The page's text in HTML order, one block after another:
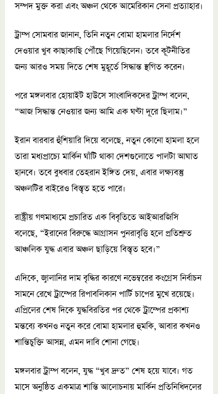
সম্পদ মুক্ত করা এবং অঞ্চল থেকে আমেরিকান সেনা প্রত্যাহার।
ট্রাম্প সোমবার জানান, তিনি নতুন বোমা হামলার নির্দেশ
দেওয়ার খুব কাছাকাছি পৌঁছে গিয়েছিলেন। তবে কূটনীতির
জন্য আরও সময় দিতে শেষ মুহূর্তে সিদ্ধান্ত স্থগিত করেন।
পরে মঙ্গলবার হোয়াইট হাউসে সাংবাদিকদের ট্রাম্প বলেন,
“আজ সিদ্ধান্ত নেওয়ার জন্য আমি এক ঘণ্টা দূরে ছিলাম।”
ইরান বারবার হুঁশিয়ারি দিয়ে বলেছে, নতুন কোনো হামলা হলে
তারা মধ্যপ্রাচ্যে মার্কিন ঘাঁটি থাকা দেশগুলোতে পালটা আঘাত
হানবে। তবে বুধবার তেহরান ইঙ্গিত দেয়, এবার লক্ষ্যবস্তু
অঞ্চলটির বাইরেও বিস্তৃত হতে পারে।
রাষ্ট্রীয় গণমাধ্যমে প্রচারিত এক বিবৃতিতে আইআরজিসি
বলেছে, “ইরানের বিরুদ্ধে আগ্রাসন পুনরাবৃত্তি হলে প্রতিশ্রুত
আঞ্চলিক যুদ্ধ এবার অঞ্চল ছাড়িয়ে বিস্তৃত হবে।”
এদিকে, জ্বালানির দাম বৃদ্ধির কারণে নভেম্বরের কংগ্রেস নির্বাচন
সামনে রেখে ট্রাম্পের রিপাবলিকান পার্টি চাপের মুখে রয়েছে।
এপ্রিলের শেষ দিকে যুদ্ধবিরতির পর থেকে ট্রাম্পের প্রকাশ্য
মন্তব্যে কখনও নতুন করে বোমা হামলার হুমকি, আবার কখনও
শান্তিচুক্তি আসন্ন, এমন দাবি শোনা গেছে।
মঙ্গলবার ট্রাম্প বলেন, যুদ্ধ “খুব দ্রুত” শেষ হয়ে যাবে। গত
মাসে অনুষ্ঠিত একমাত্র শান্তি আলোচনায় মার্কিন প্রতিনিধিদলের